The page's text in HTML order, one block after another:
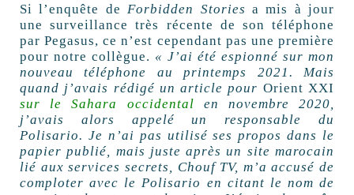
Si l’enquête de Forbidden Stories a mis à jour
une surveillance très récente de son téléphone
par Pegasus, ce n’est cependant pas une première
pour notre collègue. « J’ai été espionné sur mon
nouveau téléphone au printemps 2021. Mais
quand j’avais rédigé un article pour Orient XXI
sur le Sahara occidental en novembre 2020,
j’avais alors appelé un responsable du
Polisario. Je n’ai pas utilisé ses propos dans le
papier publié, mais juste après un site marocain
lié aux services secrets, Chouf TV, m’a accusé de
comploter avec le Polisario en citant le nom de